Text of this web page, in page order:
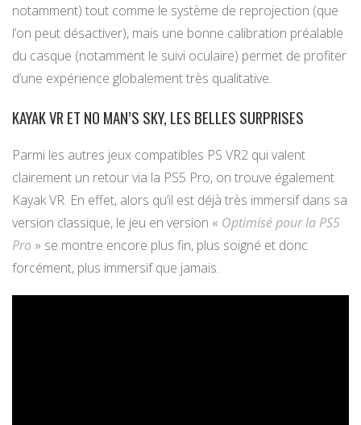
notamment) tout comme le système de reprojection (que
l’on peut désactiver), mais une bonne calibration préalable
du casque (notamment le suivi oculaire) permet de profiter
d’une expérience globalement très qualitative.
KAYAK VR ET NO MAN’S SKY, LES BELLES SURPRISES
Parmi les autres jeux compatibles PS VR2 qui valent
clairement un retour via la PS5 Pro, on trouve également
Kayak VR. En effet, alors qu’il est déjà très immersif dans sa
version classique, le jeu en version « Optimisé pour la PS5
Pro » se montre encore plus fin, plus soigné et donc
forcément, plus immersif que jamais.